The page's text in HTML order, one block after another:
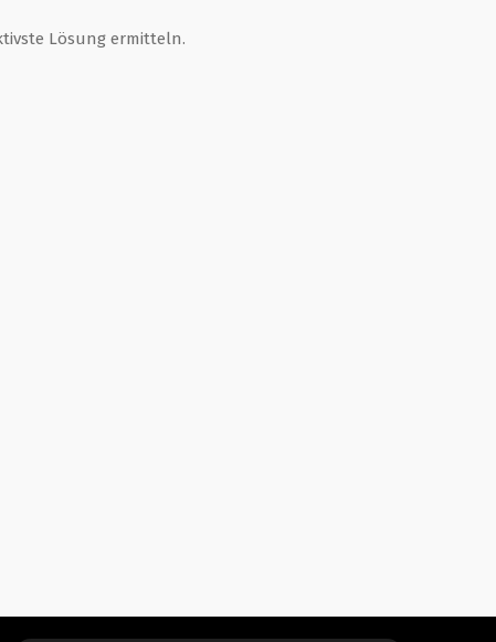
Lösung ermitteln.